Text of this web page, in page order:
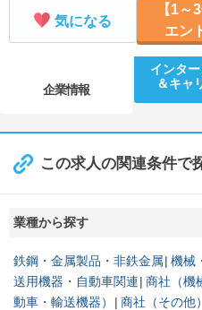
気になる
【1～
エン
企業情報
インタ
＆キャ
この求人の関連条件で
業種から探す
鉄鋼・金属製品・非鉄金属 機械
送用機器・自動車関連 商社（機
動車・輸送機器）
商社（その他）